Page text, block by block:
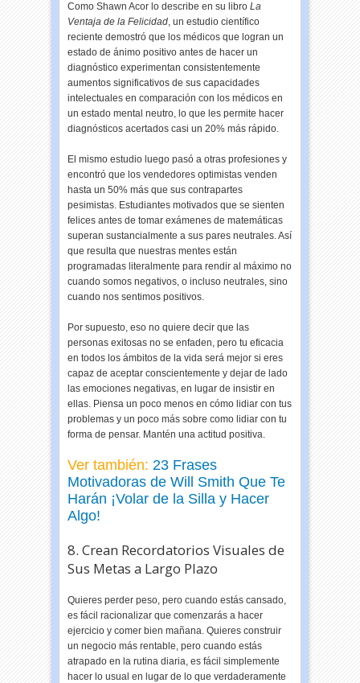
Como Shawn Acor lo describe en su libroLa
Ventaja de la Felicidad, un estudio científico
reciente demostró que los médicos que logran un
estado de ánimo positivo antes de hacer un
diagnóstico experimentan consistentemente
aumentos significativos de sus capacidades
intelectuales en comparación con los médicos en
un estado mental neutro, lo que les permite hacer
diagnósticos acertados casi un 20% más rápido.
El mismo estudio luego pasó a otras profesiones y
encontró que los vendedores optimistas venden
hasta un 50% más que sus contrapartes
pesimistas. Estudiantes motivados que se sienten
felices antes de tomar exámenes de matemáticas
superan sustancialmente a sus pares neutrales. Así
que resulta que nuestras mentes están
programadas literalmente para rendir al máximo no
cuando somos negativos, o incluso neutrales, sino
cuando nos sentimos positivos.
Por supuesto, eso no quiere decir que las
personas exitosas no se enfaden, pero tu eficacia
en todos los ámbitos de la vida será mejor si eres
capaz de aceptar conscientemente y dejar de lado
las emociones negativas, en lugar de insistir en
ellas. Piensa un poco menos en cómo lidiar con tus
problemas y un poco más sobre como lidiar con tu
forma de pensar. Mantén una actitud positiva.
Ver también: 23 Frases
Motivadoras de Will Smith Que Te
Harán ¡Volar de la Silla y Hacer
Algo!
8. Crean Recordatorios Visuales de
Sus Metas a Largo Plazo
Quieres perder peso, pero cuando estás cansado,
es fácil racionalizar que comenzarás a hacer
ejercicio y comer bien mañana. Quieres construir
un negocio más rentable, pero cuando estás
atrapado en la rutina diaria, es fácil simplemente
hacer lo usual en lugar de lo que verdaderamente